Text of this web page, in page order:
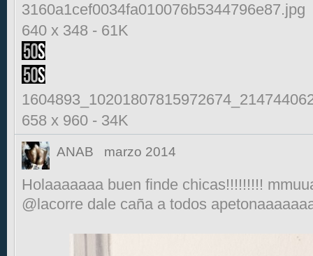
3160a1cef0034fa010076b5344796e87.jpg
640 x 348 - 61K
658 x 960 - 34K
ANAB marzo 2014
Holaaaaaaa buen finde chicas!!!!!!!!!
@lacorre dale caña a todos